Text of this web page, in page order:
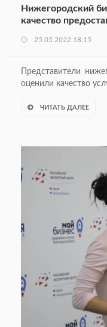
Нижегородский
качество
25.05.2022 18:15
Представители
оценили качество
ЧИТАТЬ ДАЛЕЕ